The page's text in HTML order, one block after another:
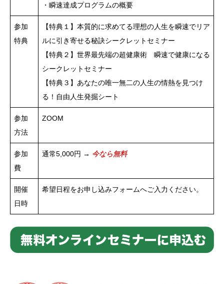
・瞬速達成プログラムの概要
参加
特典
【特典１】本質的に求めてる理想の人生を瞬速でリア
ルに引き寄せる秘訣シークレットセミナー
【特典２】世界最先端の超健康術 瞬速で健康になる
シークレットセミナー
【特典３】あなたの唯一無二の人生の情熱を見つけ
る！自由人生発掘シート
参加
方法
ZOOM
参加
費
通常5,000円 → 今なら無料
開催
日時
希望日程をお申し込みフォームへご入力ください。